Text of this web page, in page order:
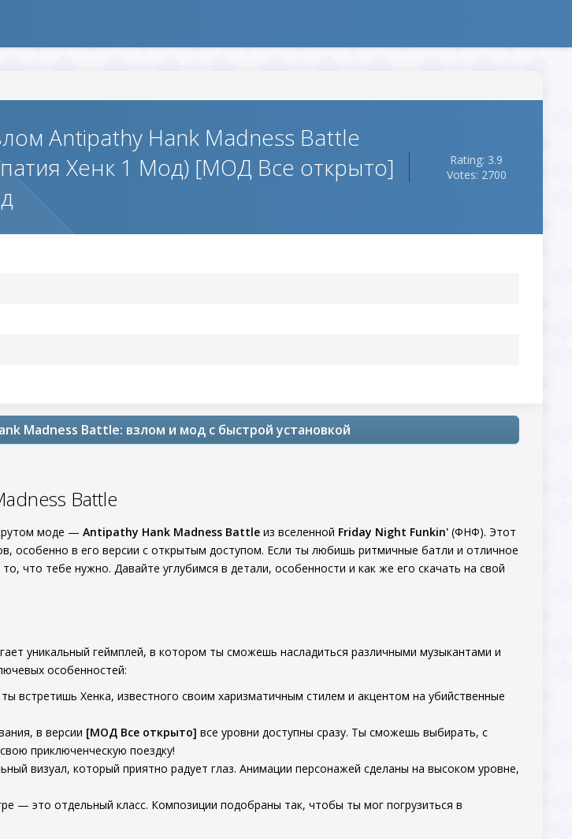
Antipathy Hank Madness Battle
Хенк 1 Мод) [МОД Все открыто]
Rating: 3.9
Votes: 2700
Madness Battle: взлом и мод с быстрой установкой
Battle
моде — Antipathy Hank Madness Battle из вселенной Friday Night Funkin' (ФНФ). Этот
особенно в его версии с открытым доступом. Если ты любишь ритмичные батли и отличное
что тебе нужно. Давайте углубимся в детали, особенности и как же его скачать на свой
уникальный геймплей, в котором ты сможешь насладиться различными музыкантами и
особенностей:
встретишь Хенка, известного своим харизматичным стилем и акцентом на убийственные
в версии [МОД Все открыто] все уровни доступны сразу. Ты сможешь выбирать, с
приключенческую поездку!
визуал, который приятно радует глаз. Анимации персонажей сделаны на высоком уровне,
— это отдельный класс. Композиции подобраны так, чтобы ты мог погрузиться в